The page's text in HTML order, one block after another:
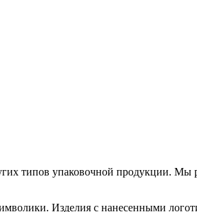
типов упаковочной продукции.
Изделия с нанесенными